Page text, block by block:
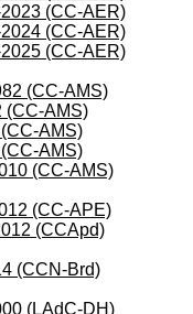
(CC-AER)
(CC-AER)
(CC-AER)
(CC-AMS)
(CC-AMS)
AMS)
AMS)
(CC-AMS)
(CC-APE)
(CCApd)
(CCN-Brd)
(LAdC-DH)